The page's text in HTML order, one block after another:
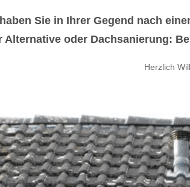
Sie in Ihrer Gegend nach
Alternative oder Dachsanierung:
Herzlich